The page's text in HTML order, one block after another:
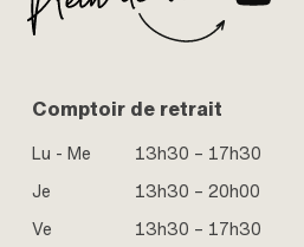
Comptoir de retrait
Lu - Me
13h30 – 17h30
Je
13h30 – 20h00
Ve
13h30 – 17h30